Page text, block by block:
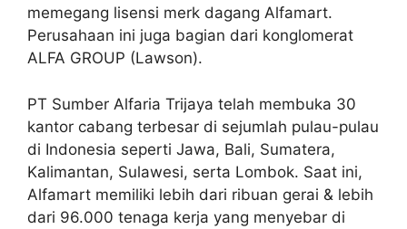
memegang lisensi merk dagang Alfamart.
Perusahaan ini juga bagian dari konglomerat
ALFA GROUP (Lawson).
PT Sumber Alfaria Trijaya telah membuka 30
kantor cabang terbesar di sejumlah pulau-pulau
di Indonesia seperti Jawa, Bali, Sumatera,
Kalimantan, Sulawesi, serta Lombok. Saat ini,
Alfamart memiliki lebih dari ribuan gerai & lebih
dari 96.000 tenaga kerja yang menyebar di